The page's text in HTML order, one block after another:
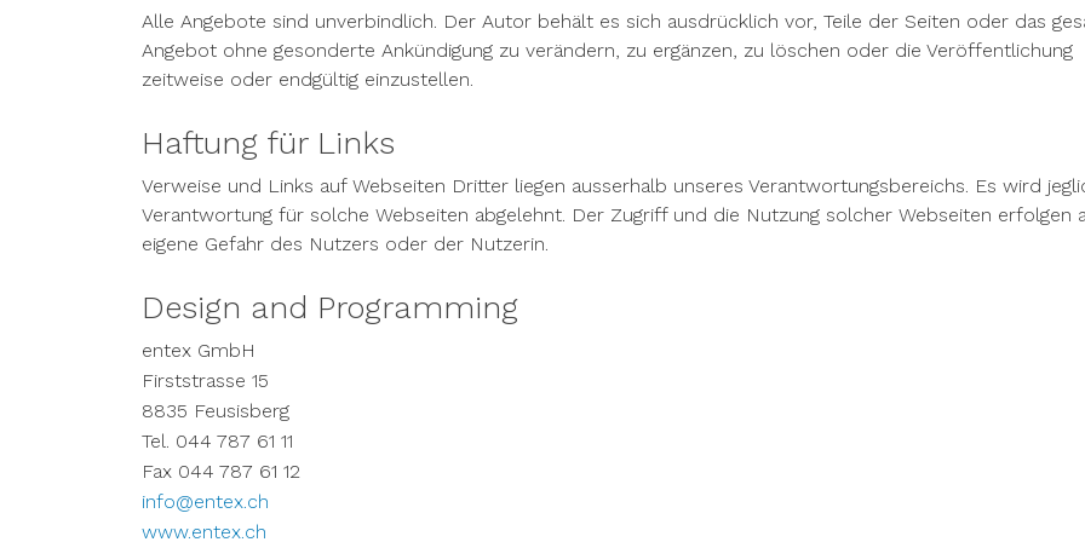
Alle Angebote sind unverbindlich. Der Autor behält es sich ausdrücklich vor, Teile der Seiten oder das
Angebot ohne gesonderte Ankündigung zu verändern, zu ergänzen, zu löschen oder die Veröffentlichung
zeitweise oder endgültig einzustellen.
Haftung für Links
Verweise und Links auf Webseiten Dritter liegen ausserhalb unseres Verantwortungsbereichs. Es wird
Verantwortung für solche Webseiten abgelehnt. Der Zugriff und die Nutzung solcher Webseiten erfolgen
eigene Gefahr des Nutzers oder der Nutzerin.
Design and Programming
entex GmbH
Firststrasse 15
8835 Feusisberg
Tel. 044 787 61 11
Fax 044 787 61 12
info@entex.ch
www.entex.ch